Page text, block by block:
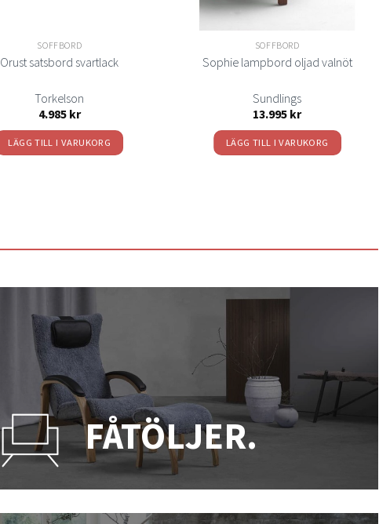
SOFFBORD
Orust satsbord svartlack
Torkelson
4.985 kr
LÄGG TILL I VARUKORG
SOFFBORD
Sophie lampbord oljad valnöt
Sundlings
13.995 kr
LÄGG TILL I VARUKORG
FÅTÖLJER.